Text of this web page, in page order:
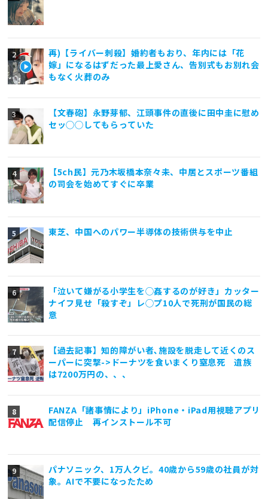
再)【ライバー刺殺】婚約者もおり、年内には「花
嫁」になるはずだった最上愛さん、告別式もお別れ会
もなく火葬のみ
【文春砲】永野芽郁、江頭事件の直後に田中圭に慰め
セッ◯◯してもらっていた
【5ch民】元乃木坂橋本奈々未、中居とスポーツ番組
の司会を始めてすぐに卒業
東芝、中国へのパワー半導体の技術供与を中止
「泣いて嫌がる小学生を◯姦するのが好き」カッター
ナイフ見せ「殺すぞ」レ◯プ10人で死刑が国民の総
意
【過去記事】知的障がい者､施設を脱走して近くのス
ーパーに突撃->ドーナツを食いまくり窒息死 遺族
は7200万円の、、、
FANZA「諸事情により」iPhone・iPad用視聴アプリ
配信停止 再インストール不可
パナソニック、1万人クビ。40歳から59歳の社員が対
象。AIで不要になったため